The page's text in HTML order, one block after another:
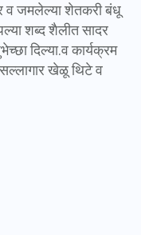
व जमलेल्या शेतकरी बंधू
शब्द शैलीत सादर
दिल्या.व कार्यक्रम
खेळू थिटे व